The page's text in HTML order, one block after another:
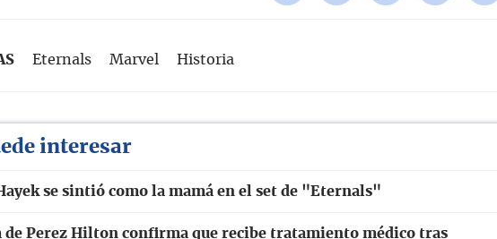
Eternals Marvel Historia
interesar
se sintió como la mamá en el set de "Eternals"
de Perez Hilton confirma que recibe tratamiento médico tras